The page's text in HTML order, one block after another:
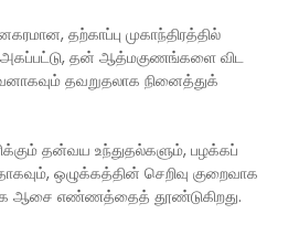
தற்காப்பு முகாந்திரத்தில்
அகப்பட்டு, தன் ஆத்மகுணங்களை விட
தவறுதலாக நினைத்துக்
தன்வய உந்துதல்களும், பழக்கப்
ஒழுக்கத்தின் செறிவு குறைவாக
ஆசை எண்ணத்தைத் தூண்டுகிறது.